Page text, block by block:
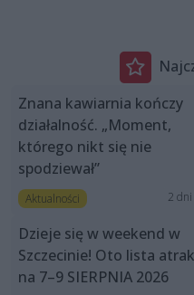
Znana kawiarnia kończy
działalność. „Moment,
którego nikt się nie
spodziewał”
Aktualności 2
Dzieje się w weekend w
Szczecinie! Oto lista
na 7–9 SIERPNIA 2026